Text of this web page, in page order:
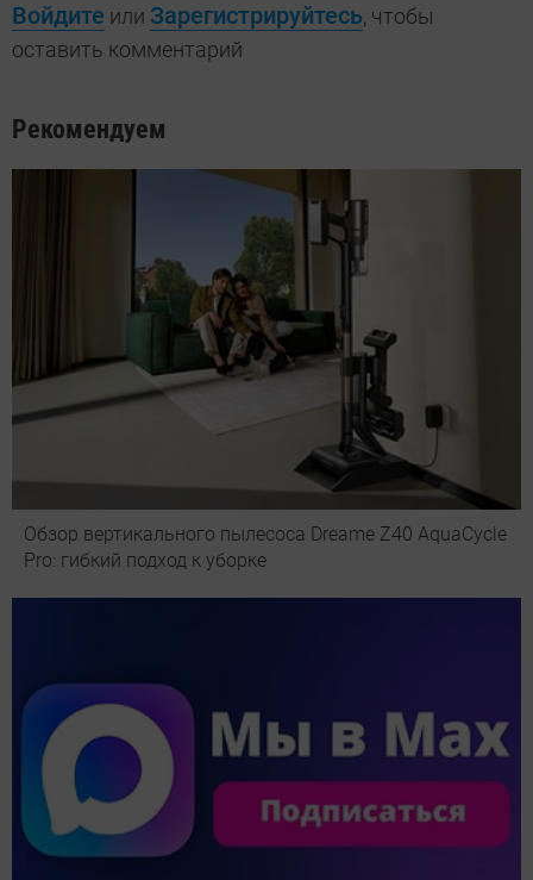
Войдите или Зарегистрируйтесь, чтобы
оставить комментарий
Рекомендуем
Обзор вертикального пылесоса Dreame Z40 AquaCycle
Pro: гибкий подход к уборке